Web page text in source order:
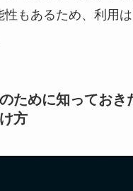
性もあるため、利用
ために知っておき
方